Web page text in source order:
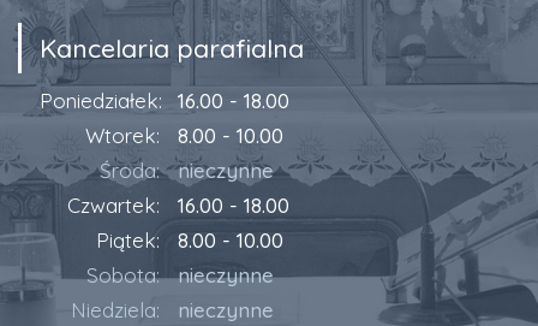
Kancelaria parafialna
Poniedziałek:
16.00 - 18.00
Wtorek:
8.00 - 10.00
Środa:
nieczynne
Czwartek:
16.00 - 18.00
Piątek:
8.00 - 10.00
Sobota:
nieczynne
Niedziela:
nieczynne